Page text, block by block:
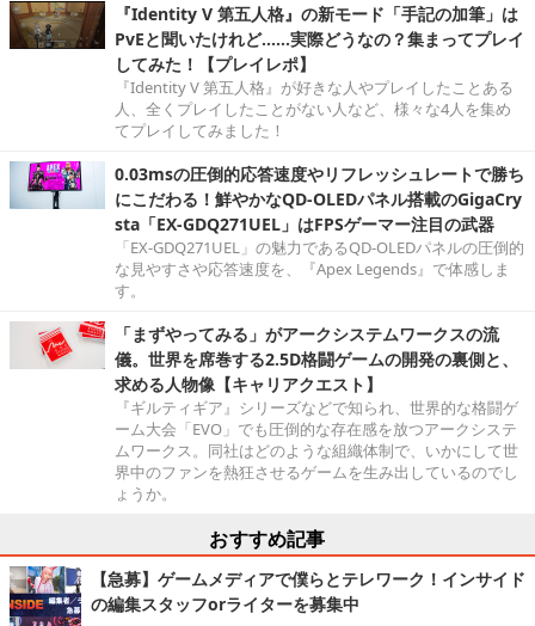
『Identity V 第五人格』の新モード「手記の加筆」は
PvEと聞いたけれど……実際どうなの？集まってプレイ
してみた！【プレイレポ】
『Identity V 第五人格』が好きな人やプレイしたことある
人、全くプレイしたことがない人など、様々な4人を集め
てプレイしてみました！
0.03msの圧倒的応答速度やリフレッシュレートで勝ち
にこだわる！鮮やかなQD-OLEDパネル搭載のGigaCry
sta「EX-GDQ271UEL」はFPSゲーマー注目の武器
「EX-GDQ271UEL」の魅力であるQD-OLEDパネルの圧倒的
な見やすさや応答速度を、『Apex Legends』で体感しま
す。
「まずやってみる」がアークシステムワークスの流
儀。世界を席巻する2.5D格闘ゲームの開発の裏側と、
求める人物像【キャリアクエスト】
『ギルティギア』シリーズなどで知られ、世界的な格闘ゲ
ーム大会「EVO」でも圧倒的な存在感を放つアークシステ
ムワークス。同社はどのような組織体制で、いかにして世
界中のファンを熱狂させるゲームを生み出しているのでし
ょうか。
おすすめ記事
【急募】ゲームメディアで僕らとテレワーク！インサイド
の編集スタッフorライターを募集中